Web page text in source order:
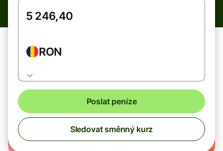
RON
Poslat peníze
Sledovat směnný kurz